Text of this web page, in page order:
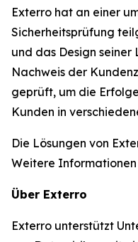
Exterro hat an einer
Sicherheitsprüfung
und das Design seiner
Nachweis der
geprüft, um die
Kunden in
Die Lösungen von
Weitere Informationen
Über Exterro
Exterro unterstützt